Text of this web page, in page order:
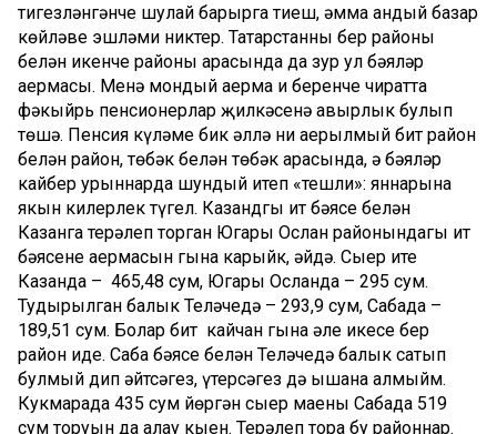
тигезләнгәнче шулай барырга тиеш, әмма андый базар
көйләве эшләми никтер. Татарстанның бер районы
белән икенче районы арасында да зур ул бәяләр
аермасы. Менә мондый аерма иң беренче чиратта
фәкыйрь пенсионерлар җилкәсенә авырлык булып
төшә. Пенсия күләме бик әллә ни аерылмый бит район
белән район, төбәк белән төбәк арасында, ә бәяләр
кайбер урыннарда шундый итеп «тешли»: яннарына
якын килерлек түгел. Казандгы ит бәясе белән
Казанга терәлеп торган Югары Ослан районындагы ит
бәясенең аермасын гына карыйк, әйдә. Сыер ите
Казанда – 465,48 сум, Югары Осланда – 295 сум.
Туңдырылган балык Теләчедә – 293,9 сум, Сабада –
189,51 сум. Болар бит кайчан гына әле икесе бер
район иде. Саба бәясе белән Теләчедә балык сатып
булмый дип әйтсәгез, үтерсәгез дә ышана алмыйм.
Кукмарада 435 сум йөргән сыер маеның Сабада 519
сум торуын да аңлау кыен. Терәлеп тора бу районнар.